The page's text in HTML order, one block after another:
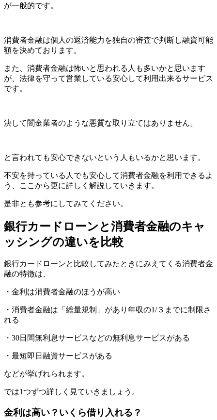
が一般的です。
消費者金融は個人の返済能力を独自の審査で判断し融資可能
額を決めております。
また、消費者金融は怖いと思われる人も多いかと思います
が、法律を守って営業している安心して利用出来るサービス
です。
決して闇金業者のような悪質な取り立てはありません。
と言われても安心できないという人もいるかと思います。
不安を持っている人でも安心して消費者金融を利用できるよ
う、ここから更に詳しく解説していきます。
是非とも参考にしてみてください。
銀行カードローンと消費者金融のキャ
ッシングの違いを比較
銀行カードローンと比較してみたときにみえてくる消費者金
融の特徴は、
・金利は消費者金融のほうが高い
・消費者金融は「総量規制」があり年収の1/３までに制限さ
れる
・30日間無利息サービスなどの無利息サービスがある
・最短即日融資サービスがある
などが挙げれられます。
では1つずつ詳しく見ていきましょう。
金利は高い？いくら借り入れる？